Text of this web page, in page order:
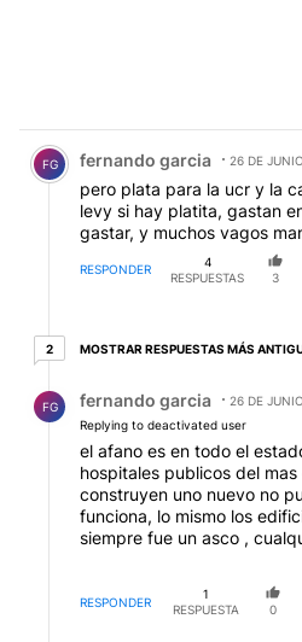
Comentario de fernando garcia.
FG fernando garcia 26 DE
pero plata para la ucr y la
levy si hay platita, gastan
gastar, y muchos vagos
RESPONDER
4
RESPUESTAS
3
22 respuestas más antiguas
MOSTRAR RESPUESTAS MÁS
FG fernando garcia
26 DE
Replying to deactivated user
el afano es en todo el
hospitales publicos del
construyen uno nuevo no
funciona, lo mismo los
siempre fue un asco ,
clausurada si funcionara
funciona el clinicas, y ni
millones de dolares para
clinica y solo funcionaron
RESPONDER
1
RESPUESTA
0